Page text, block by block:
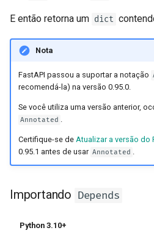
E então retorna um dict
Nota
FastAPI passou a suportar a notação
recomendá-la) na versão 0.95.0.
Se você utiliza uma versão anterior,
Annotated .
Certifique-se de Atualizar a versão do
0.95.1 antes de usar Annotated
Importando Depends
Python 3.10+